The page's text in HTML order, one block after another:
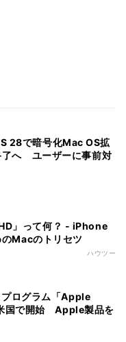
28で暗号化Mac OS拡
了へ ユーザーに事前対
」って何？ - iPhone
Macのトリセツ
ハウツー
ログラム「Apple
国で開始 Apple製品を